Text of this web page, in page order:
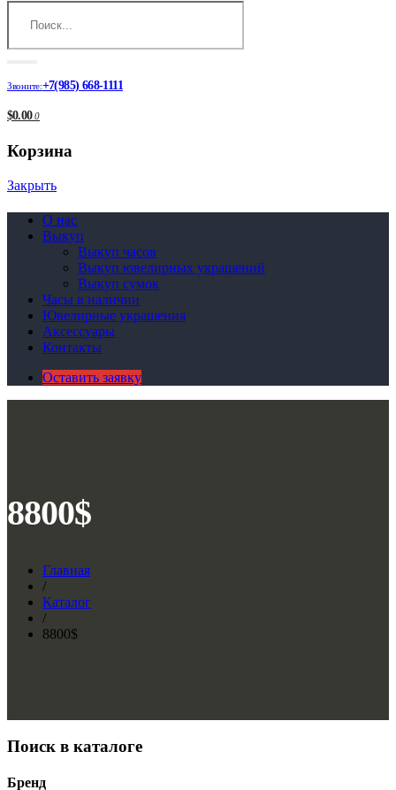
Звоните:+7(985) 668-1111
$0.00 0
Корзина
Закрыть
О нас
Выкуп
Выкуп часов
Выкуп ювелирных украшений
Выкуп сумок
Часы в наличии
Ювелирные украшения
Аксессуары
Контакты
Оставить заявку
8800$
Главная
/
Каталог
/
8800$
Поиск в каталоге
Бренд